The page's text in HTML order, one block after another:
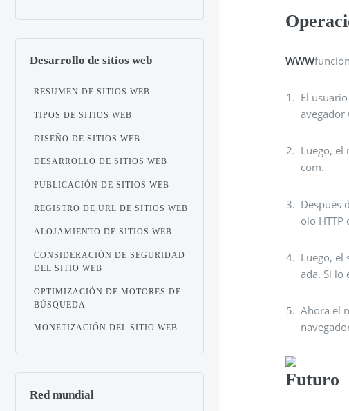
WWW
El
avegador
Luego, el
com.
Después
olo
Luego, el
ada. Si lo
Ahora el
Futuro
Desarrollo de sitios web
RESUMEN DE SITIOS WEB
TIPOS DE SITIOS WEB
DISEÑO DE SITIOS WEB
DESARROLLO DE SITIOS WEB
PUBLICACIÓN DE SITIOS WEB
REGISTRO DE URL DE SITIOS WEB
ALOJAMIENTO DE SITIOS WEB
CONSIDERACIÓN DE SEGURIDAD
DEL SITIO WEB
OPTIMIZACIÓN DE MOTORES DE
BÚSQUEDA
MONETIZACIÓN DEL SITIO WEB
Red mundial